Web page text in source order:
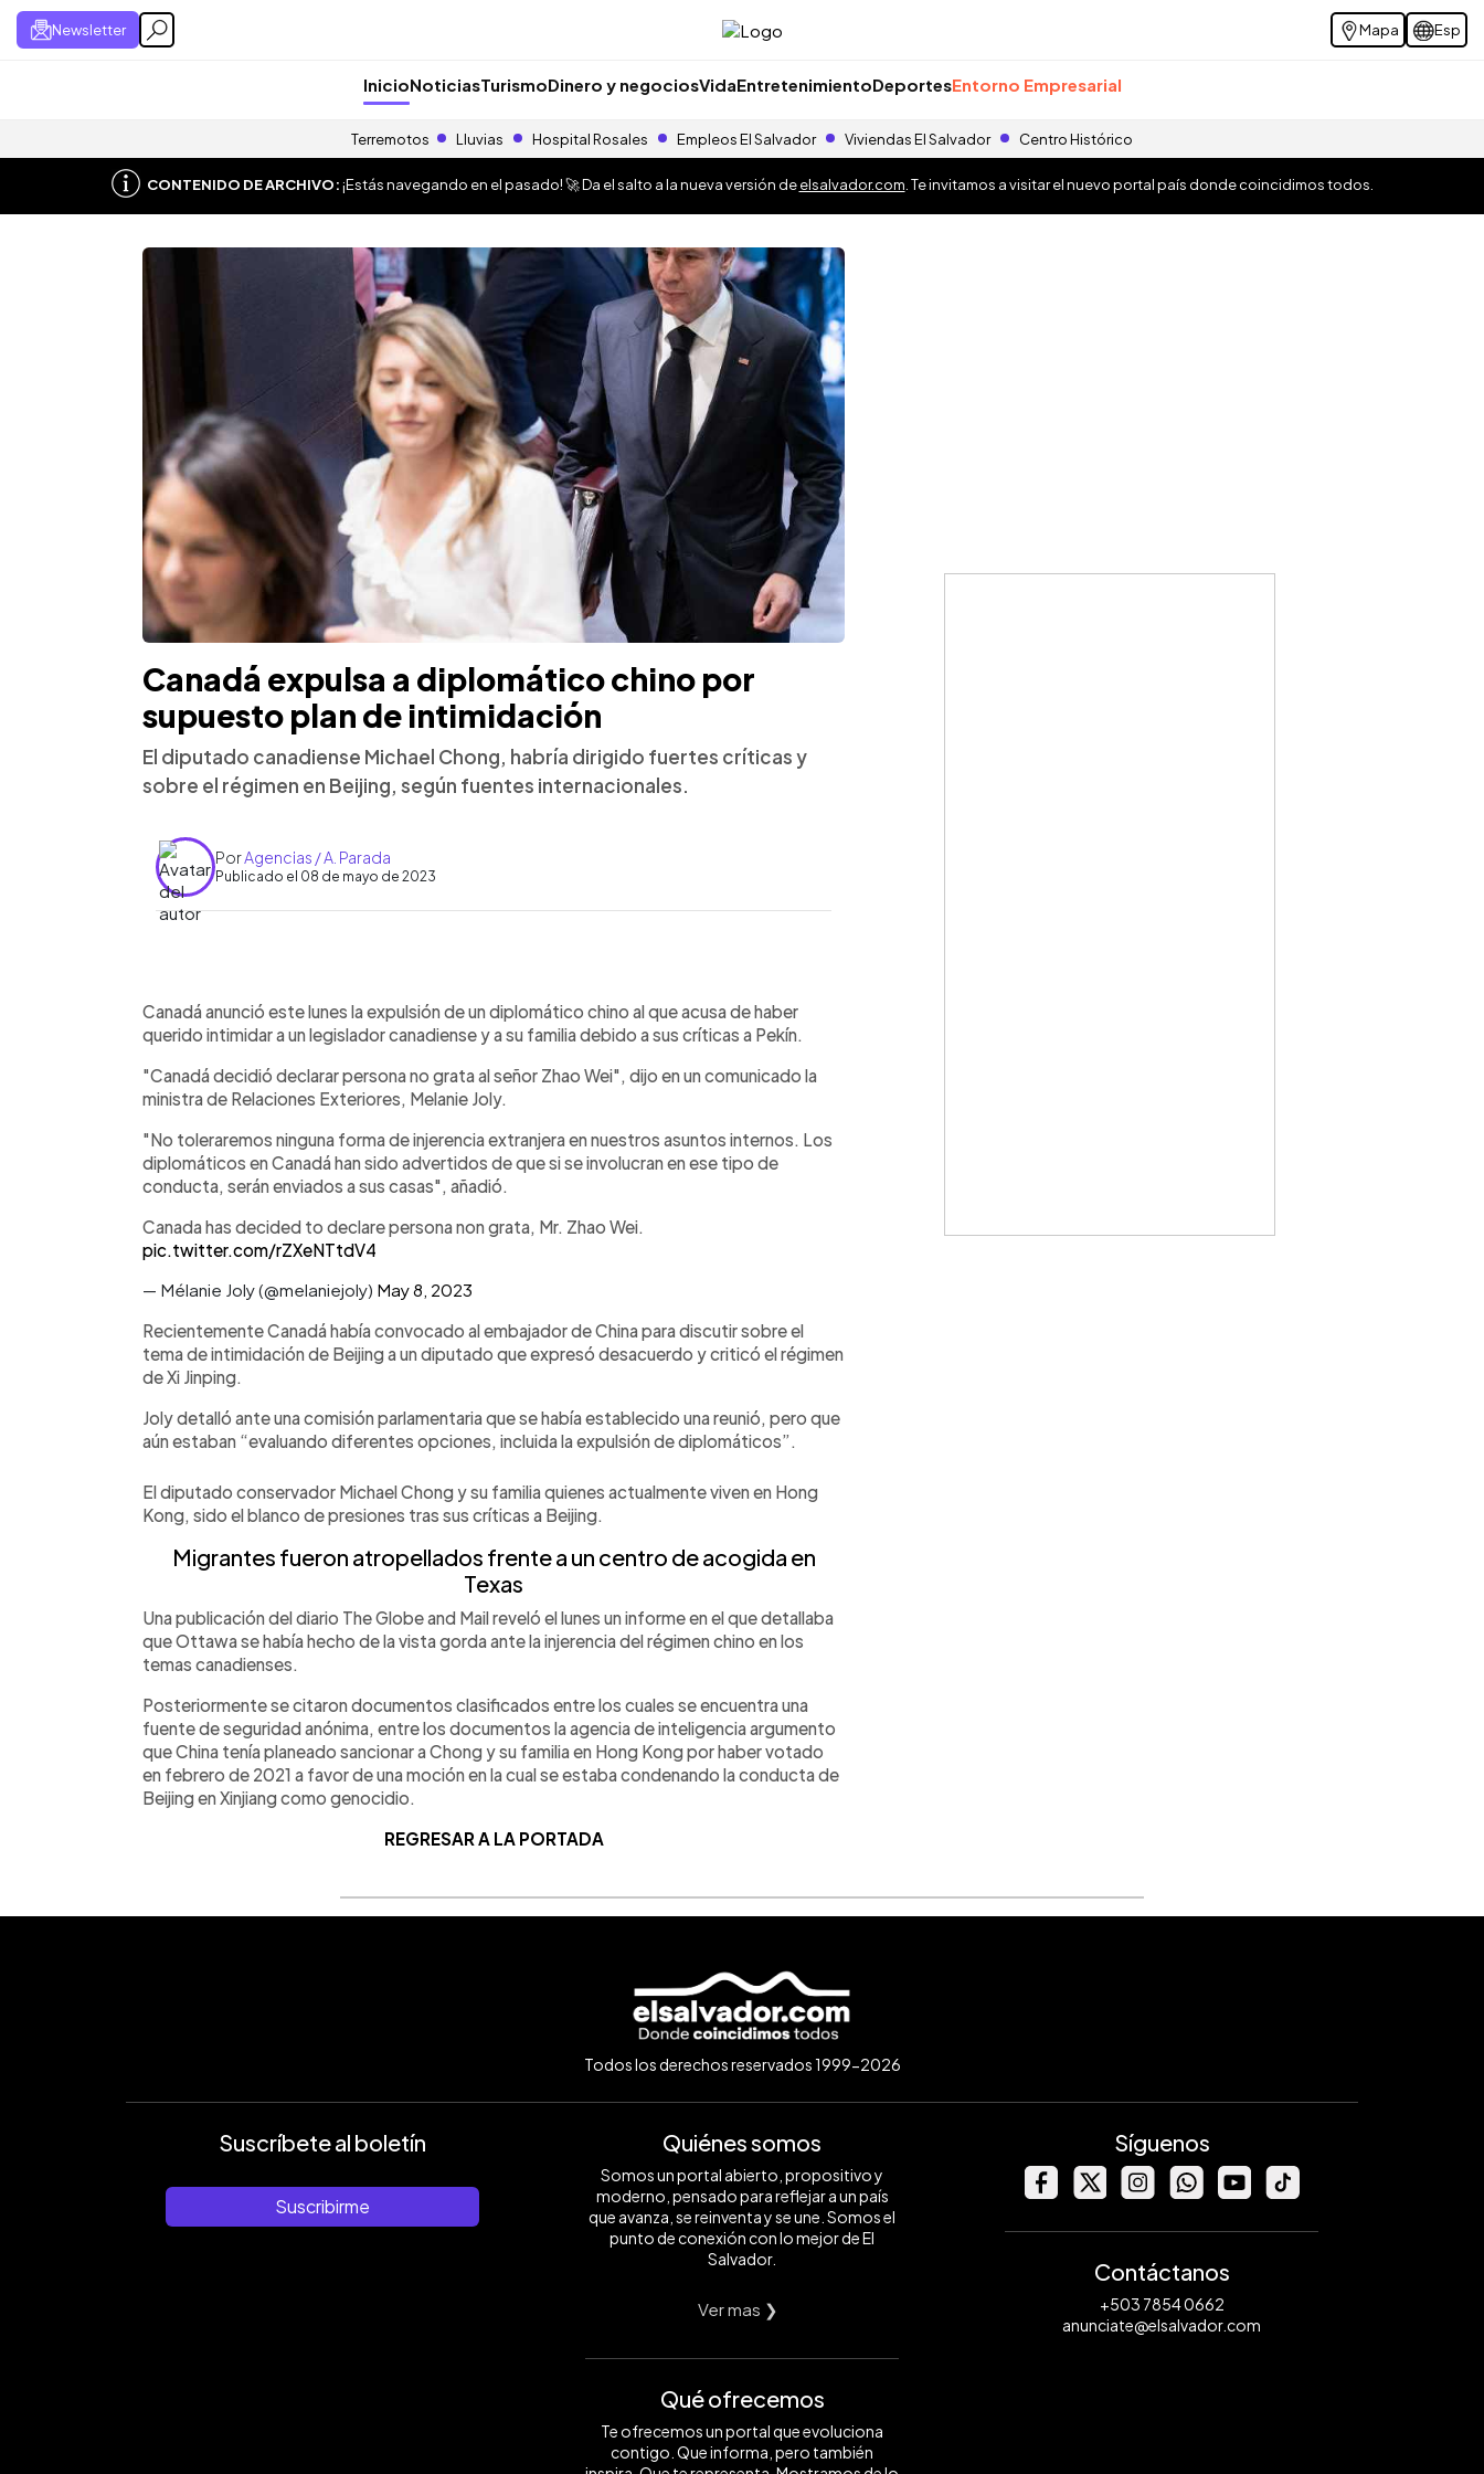
Newsletter Mapa Esp
InicioNoticiasTurismoDinero y negociosVidaEntretenimientoDeportesEntorno Empresarial
Terremotos Lluvias Hospital Rosales Empleos El Salvador Viviendas El Salvador Centro Histórico
CONTENIDO DE ARCHIVO:¡Estás navegando en el pasado! 🚀 Da el salto a la nueva versión deelsalvador.com . Te invitamos a visitar el nuevo portal país donde coincidimos todos.
Canadá expulsa a diplomático chino por
supuesto plan de intimidación
El diputado canadiense Michael Chong, habría dirigido fuertes críticas y
sobre el régimen en Beijing, según fuentes internacionales.
PorAgencias / A. Parada
Publicado el 08 de mayo de 2023
Escuchar artículo
Canadá anunció este lunes la expulsión de un diplomático chino al que acusa de haber
querido intimidar a un legislador canadiense y a su familia debido a sus críticas a Pekín.
"Canadá decidió declarar persona no grata al señor Zhao Wei", dijo en un comunicado la
ministra de Relaciones Exteriores, Melanie Joly.
"No toleraremos ninguna forma de injerencia extranjera en nuestros asuntos internos. Los
diplomáticos en Canadá han sido advertidos de que si se involucran en ese tipo de
conducta, serán enviados a sus casas", añadió.
Canada has decided to declare persona non grata, Mr. Zhao Wei.
pic.twitter.com/rZXeNTtdV4
— Mélanie Joly (@melaniejoly) May 8, 2023
Recientemente Canadá había convocado al embajador de China para discutir sobre el
tema de intimidación de Beijing a un diputado que expresó desacuerdo y criticó el régimen
de Xi Jinping.
Joly detalló ante una comisión parlamentaria que se había establecido una reunió, pero que
aún estaban “evaluando diferentes opciones, incluida la expulsión de diplomáticos”.
El diputado conservador Michael Chong y su familia quienes actualmente viven en Hong
Kong, sido el blanco de presiones tras sus críticas a Beijing.
Migrantes fueron atropellados frente a un centro de acogida en
Texas
Una publicación del diario The Globe and Mail reveló el lunes un informe en el que detallaba
que Ottawa se había hecho de la vista gorda ante la injerencia del régimen chino en los
temas canadienses.
Posteriormente se citaron documentos clasificados entre los cuales se encuentra una
fuente de seguridad anónima, entre los documentos la agencia de inteligencia argumento
que China tenía planeado sancionar a Chong y su familia en Hong Kong por haber votado
en febrero de 2021 a favor de una moción en la cual se estaba condenando la conducta de
Beijing en Xinjiang como genocidio.
REGRESAR A LA PORTADA
Todos los derechos reservados 1999-2026
Suscríbete al boletín
Suscribirme
Quiénes somos
Somos un portal abierto, propositivo y
moderno, pensado para reflejar a un país
que avanza, se reinventa y se une. Somos el
punto de conexión con lo mejor de El
Salvador.
Ver mas ❯
Qué ofrecemos
Te ofrecemos un portal que evoluciona
contigo. Que informa, pero también
Síguenos
Contáctanos
+503 7854 0662
anunciate@elsalvador.com